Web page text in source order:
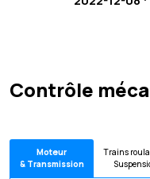
Contrôle
Moteur
& Transmission
Trains